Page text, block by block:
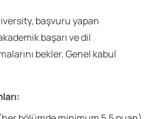
başvuru yapan
başarı ve dil
bekler. Genel kabul